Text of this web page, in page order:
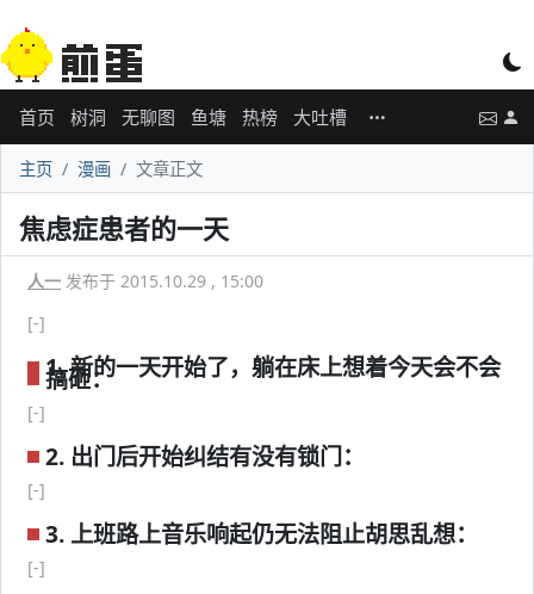
首页 树洞 无聊图 鱼塘 热榜 大吐槽
主页 漫画 文章正文
焦虑症患者的一天
人一 发布于 2015.10.29 , 15:00
[-]
1. 新的一天开始了，躺在床上想着今天会不会
搞砸：
[-]
2. 出门后开始纠结有没有锁门：
[-]
3. 上班路上音乐响起仍无法阻止胡思乱想：
[-]